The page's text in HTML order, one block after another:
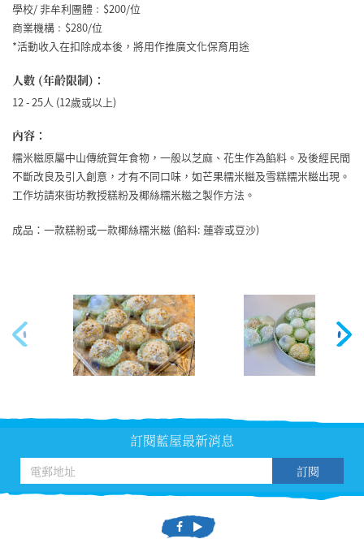
學校/ 非牟利團體﹕$200/位
商業機構﹕$280/位
*活動收入在扣除成本後，將用作推廣文化保育用途
人數 (年齡限制)：
12 - 25人 (12歲或以上)
內容：
糯米糍原屬中山傳統賀年食物，一般以芝麻、花生作為餡料。及後經民間
不斷改良及引入創意，才有不同口味，如芒果糯米糍及雪糕糯米糍出現。
工作坊請來街坊教授糕粉及椰絲糯米糍之製作方法。
成品：一款糕粉或一款椰絲糯米糍 (餡料: 蓮蓉或豆沙)
訂閱藍屋最新消息
訂閱